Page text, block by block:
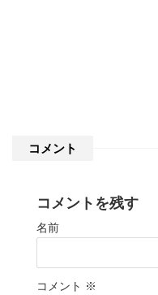
コメント
コメントを残す
名前
コメント ※